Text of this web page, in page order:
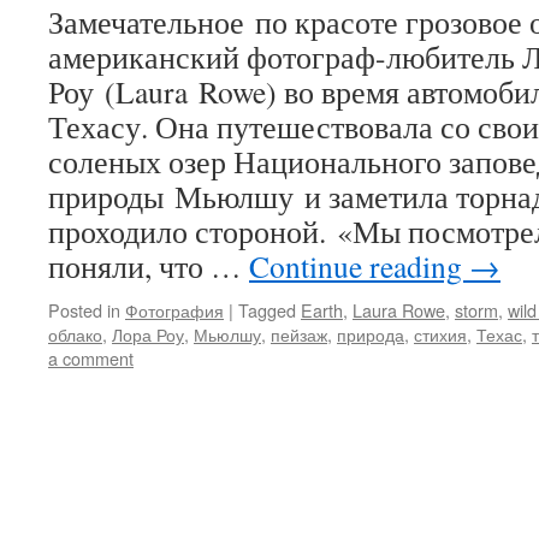
Замечательное по красоте грозовое
американский фотограф-любитель
Роу (Laura Rowe) во время
Техасу. Она путешествовала со
соленых озер Национального
природы Мьюлшу и заметила
проходило стороной. «Мы
поняли, что … Continue reading →
Posted in Фотография | Tagged Earth, Laura Rowe, storm,
облако, Лора Роу, Мьюлшу, пейзаж, природа, стихия, Техас,
a comment